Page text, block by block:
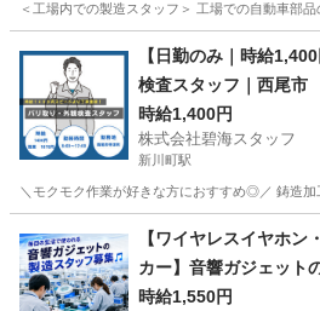
＜工場内での製造スタッフ＞ 工場での自動車部
工場 給料
【日勤のみ｜時給
検査スタッフ｜西尾市
時給1,400円
株式会社碧海スタッフ
新川町駅
＼モクモク作業が好きな方におすすめ◎／ 鋳造
新川町駅 軽作業
【ワイヤレスイヤホン
カー】音響ガジェット
時給1,550円